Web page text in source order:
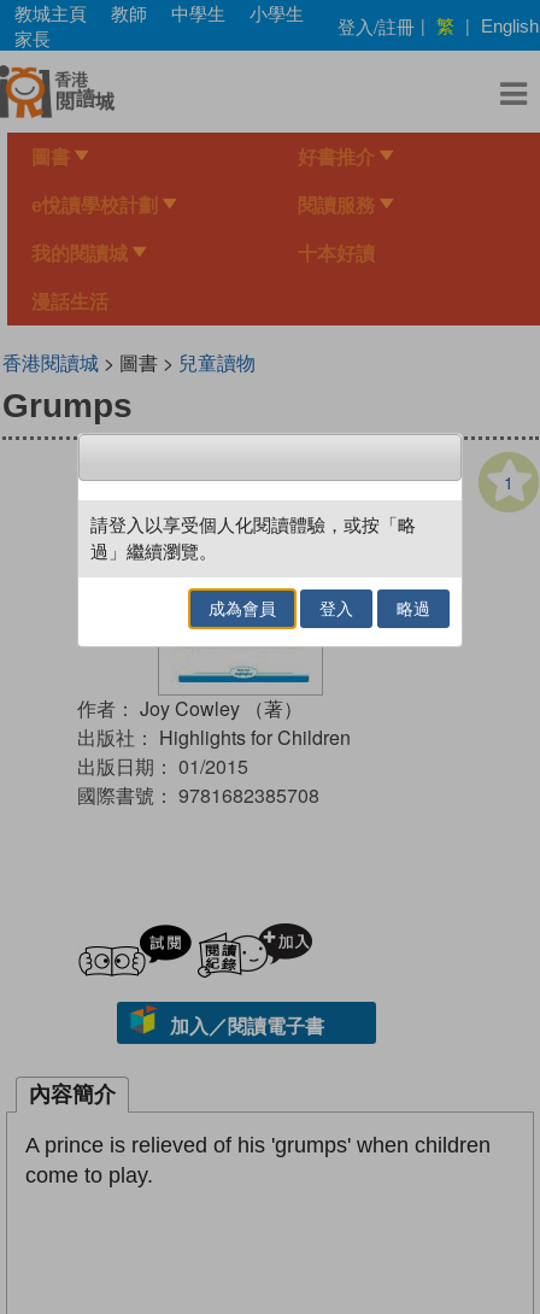
Skip
main
content
教城主頁 教師 中學生
小學生
家長
登入/註冊 | 繁 | English
圖書 好書推介
e悅讀學校計劃 閱讀服務
我的閱讀城 十本好讀
漫話生活
香港閱讀城> 圖書 > 兒童讀物
Grumps
1
作者： Joy Cowley （著）
出版社： Highlights for Children
出版日期： 01/2015
國際書號： 9781682385708
試閲
加入／閱讀電子書
內容簡介
A prince is relieved of his 'grumps' when children
come to play.
請登入以享受個人化閱讀體驗，或按「略
過」繼續瀏覽。
成為會員 登入 略過